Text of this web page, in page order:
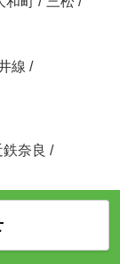
線 /
鉄奈良 /